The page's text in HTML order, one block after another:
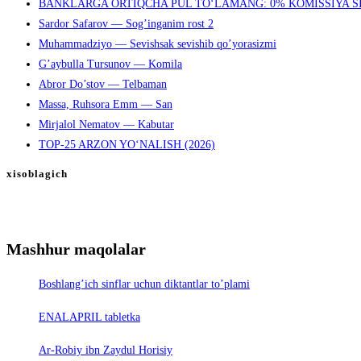
BANKLARGA ORTIQCHA PUL TO‘LAMANG: 0% KOMISSIYA
Sardor Safarov — Sog’inganim rost 2
Muhammadziyo — Sevishsak sevishib qo’yorasizmi
G’aybulla Tursunov — Komila
Abror Do’stov — Telbaman
Massa, Ruhsora Emm — San
Mirjalol Nematov — Kabutar
TOP-25 ARZON YO‘NALISH (2026)
xisoblagich
Mashhur maqolalar
Boshlang’ich sinflar uchun diktantlar to’plami
ENALAPRIL tabletka
Ar-Robiy ibn Zaydul Horisiy